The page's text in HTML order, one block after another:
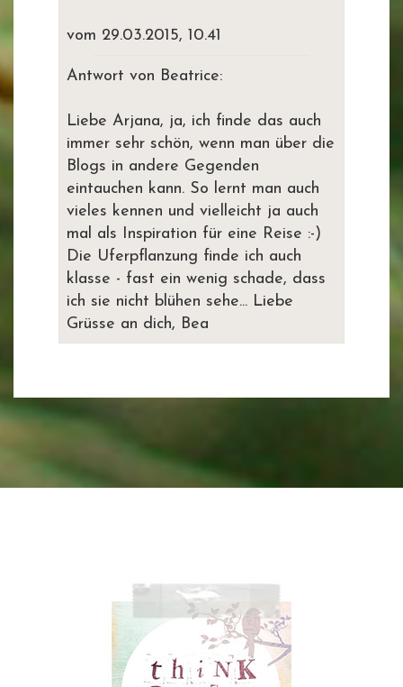
vom 29.03.2015, 10.41
Antwort von Beatrice:
Liebe Arjana, ja, ich finde das auch
immer sehr schön, wenn man über die
Blogs in andere Gegenden
eintauchen kann. So lernt man auch
vieles kennen und vielleicht ja auch
mal als Inspiration für eine Reise :-)
Die Uferpflanzung finde ich auch
klasse - fast ein wenig schade, dass
ich sie nicht blühen sehe... Liebe
Grüsse an dich, Bea